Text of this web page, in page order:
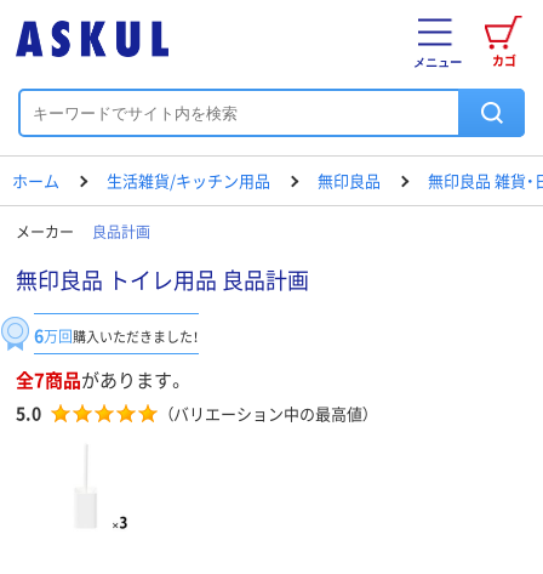
カゴ
メニュー
ホーム 生活雑貨/キッチン用品 無印良品 無印良品 雑貨・
メーカー 良品計画
無印良品 トイレ用品 良品計画
6万回購入いただきました！
全7商品があります。
5.0 （バリエーション中の最高値）